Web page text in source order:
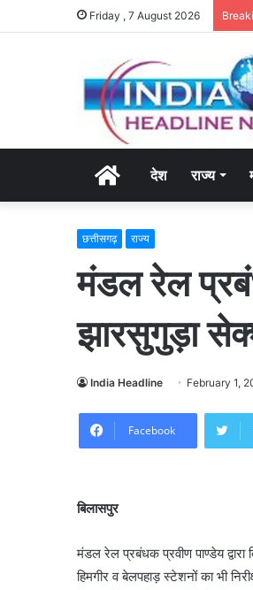
Friday , 7 August 2026
Homeदेश राज्य
छत्तीसगढ़ राज्य
मंडल रेल
झारसुगुड़ा
India Headline February 1,
Facebook
बिलासपुर
मंडल रेल प्रबंधक प्रवीण पाण्डेय द्वारा
हिमगीर व बेलपहाड़ स्टेशनों का भी